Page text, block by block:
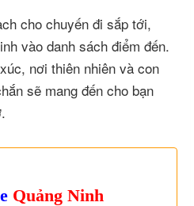
cho chuyến đi sắp tới,
vào danh sách điểm đến.
nơi thiên nhiên và con
sẽ mang đến cho bạn
Quảng Ninh